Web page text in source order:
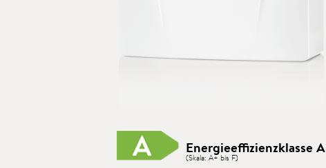
Energieeffizienzklasse A
(Skala: A+ bis F)